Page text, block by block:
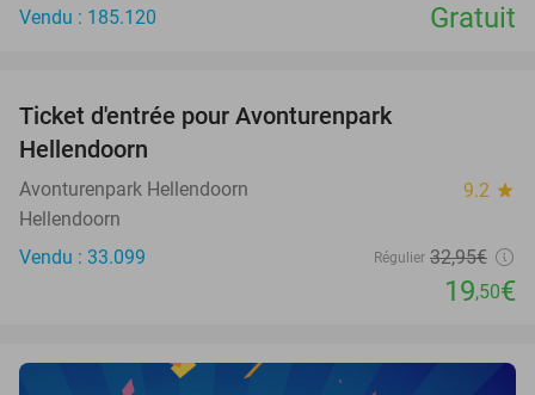
Vendu : 185.120
Gratuit
Ticket d'entrée pour Avonturenpark
Hellendoorn
Avonturenpark Hellendoorn 9.2 star
Hellendoorn
Vendu : 33.099
Régulier 32,95€
19,50€